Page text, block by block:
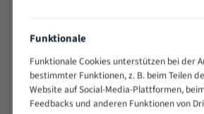
200 -
> 500
0,75/1,25
Vorteile:
Funktionale
Funktionale Cookies unterstützen bei der
bestimmter Funktionen, z. B. beim Teilen
Website auf Social-Media-Plattformen,
Feedbacks und anderen Funktionen von